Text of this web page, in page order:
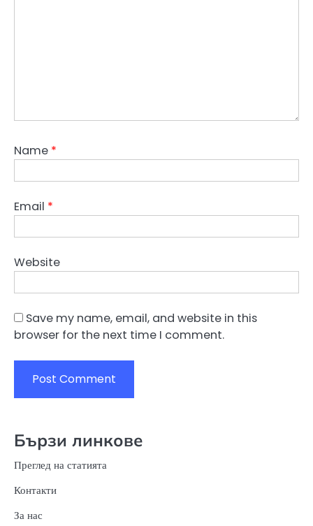
Name *
Email *
Website
Save my name, email, and website in this
browser for the next time I comment.
Бързи линкове
Преглед на статията
Контакти
За нас